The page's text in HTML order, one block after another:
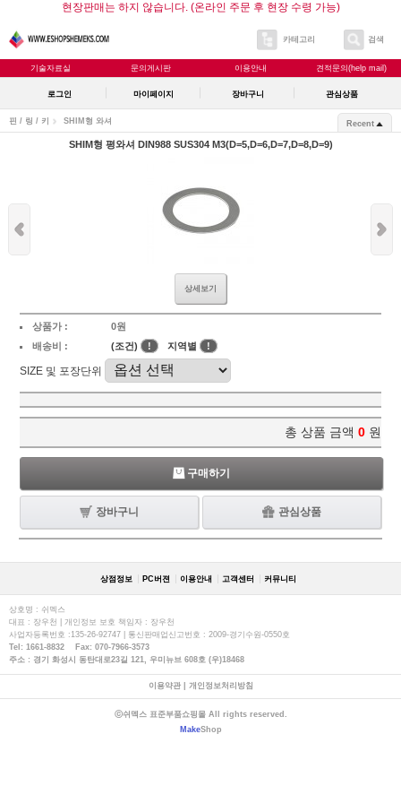
현장판매는 하지 않습니다. (온라인 주문 후 현장 수령 가능)
카테고리 검색
기술자료실 문의게시판 이용안내 견적문의(help mail)
로그인 마이페이지 장바구니 관심상품
핀 / 링 / 키 SHIM형 와셔 Recent
SHIM형 평와셔 DIN988 SUS304 M3(D=5,D=6,D=7,D=8,D=9)
상세보기
상품가 :
0원
배송비 :
(조건) ! 지역별 !
SIZE 및 포장단위
총 상품 금액 0 원
구매하기
장바구니 관심상품
상점정보 PC버젼 이용안내 고객센터 커뮤니티
상호명 : 쉬멕스
대표 : 장우천 | 개인정보 보호 책임자 : 장우천
사업자등록번호 :135-26-92747 | 통신판매업신고번호 : 2009-경기수원-0550호
Tel: 1661-8832 Fax: 070-7966-3573
주소 : 경기 화성시 동탄대로23길 121, 우미뉴브 608호 (우)18468
이용약관| 개인정보처리방침
ⓒ쉬멕스 표준부품쇼핑몰 All rights reserved.
MakeShop